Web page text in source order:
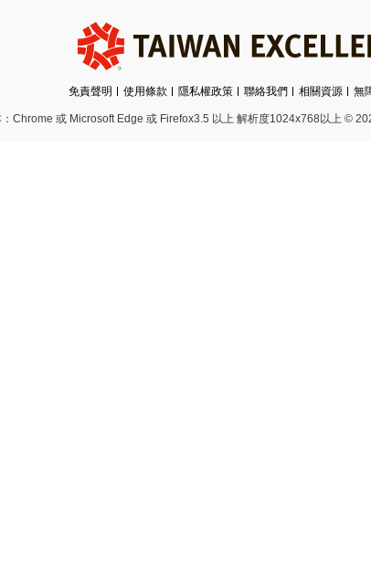
免責聲明 使用條款 隱私權政策 聯絡我們 相關資源 無
Chrome 或 Microsoft Edge 或 Firefox3.5 以上 解析度1024x768以上 ©